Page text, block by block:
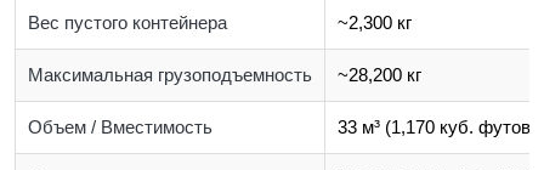
Вес пустого контейнера ~2,300 кг
Максимальная грузоподъемность ~28,200 кг
Объем / Вместимость 33 м³ (1,170 куб. футов)